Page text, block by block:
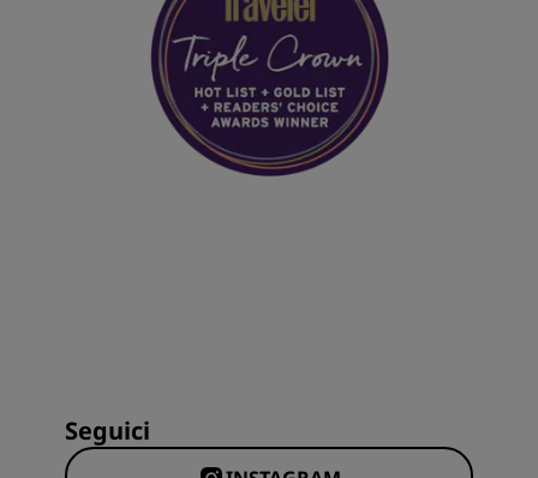
Seguici